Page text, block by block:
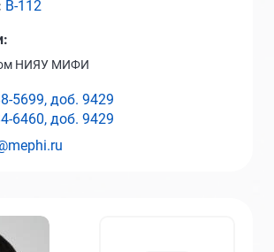
B-112
НИЯУ МИФИ
5699, доб. 9429
6460, доб. 9429